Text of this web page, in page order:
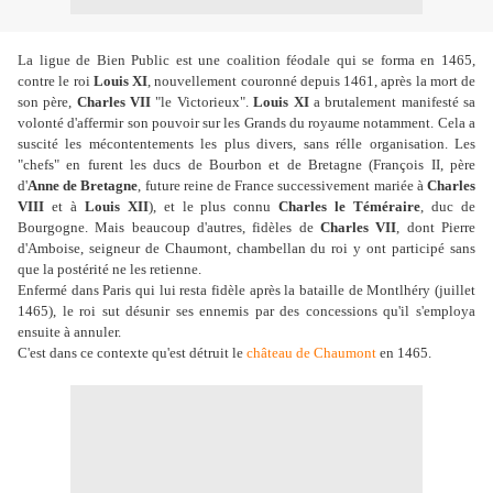
La ligue de Bien Public est une coalition féodale qui se forma en 1465,
contre le roi Louis XI, nouvellement couronné depuis 1461, après la mort de
son père, Charles VII "le Victorieux".Louis XIa brutalement manifesté sa
volonté d'affermir son pouvoir sur les Grands du royaume notamment. Cela a
suscité les mécontentements les plus divers, sans rélle organisation. Les
"chefs" en furent les ducs de Bourbon et de Bretagne (François II, père
d'Anne de Bretagne, future reine de France successivement mariée àCharles
VIII et à Louis XII), et le plus connuCharles le Téméraire, duc de
Bourgogne. Mais beaucoup d'autres, fidèles de Charles VII, dont Pierre
d'Amboise, seigneur de Chaumont, chambellan du roi y ont participé sans
que la postérité ne les retienne.
Enfermé dans Paris qui lui resta fidèle après la bataille de Montlhéry (juillet
1465), le roi sut désunir ses ennemis par des concessions qu'il s'employa
ensuite à annuler.
C'est dans ce contexte qu'est détruit le château de Chaumont en 1465.